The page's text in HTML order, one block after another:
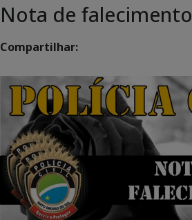
Nota de falecimento
Compartilhar: